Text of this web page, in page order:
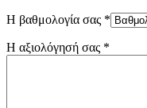
Η βαθμολογία σας *
Η αξιολόγησή σας *